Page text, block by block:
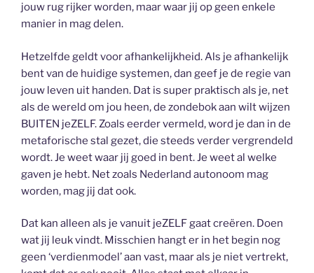
jouw rug rijker worden, maar waar jij op geen enkele
manier in mag delen.
Hetzelfde geldt voor afhankelijkheid. Als je afhankelijk
bent van de huidige systemen, dan geef je de regie van
jouw leven uit handen. Dat is super praktisch als je, net
als de wereld om jou heen, de zondebok aan wilt wijzen
BUITEN jeZELF. Zoals eerder vermeld, word je dan in de
metaforische stal gezet, die steeds verder vergrendeld
wordt. Je weet waar jij goed in bent. Je weet al welke
gaven je hebt. Net zoals Nederland autonoom mag
worden, mag jij dat ook.
Dat kan alleen als je vanuit jeZELF gaat creëren. Doen
wat jij leuk vindt. Misschien hangt er in het begin nog
geen ‘verdienmodel’ aan vast, maar als je niet vertrekt,